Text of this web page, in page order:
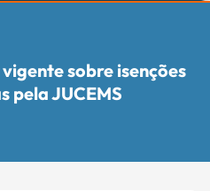
sobre isenções
pela JUCEMS